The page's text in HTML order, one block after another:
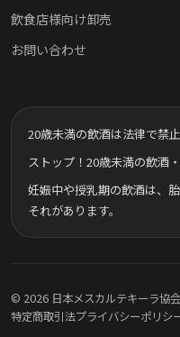
飲食店様向け卸売
お問い合わせ
20歳未満の飲酒は法律で禁止
ストップ！20歳未満の飲酒
妊娠中や授乳期の飲酒は、
それがあります。
© 2026 日本メスカルテキーラ協
特定商取引法プライバシーポリシ